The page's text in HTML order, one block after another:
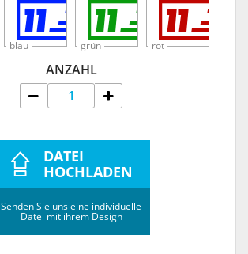
blau grün rot
ANZAHL
DATEI
HOCHLADEN
Senden Sie uns eine individuelle
Datei mit ihrem Design